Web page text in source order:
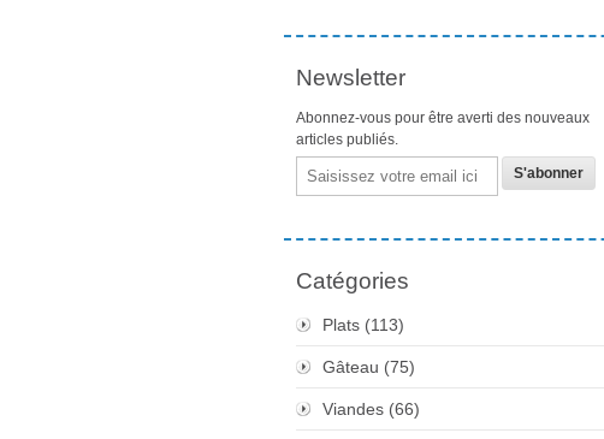
Newsletter
Abonnez-vous pour être averti des nouveaux
articles publiés.
Email
Catégories
Plats (113)
Gâteau (75)
Viandes (66)